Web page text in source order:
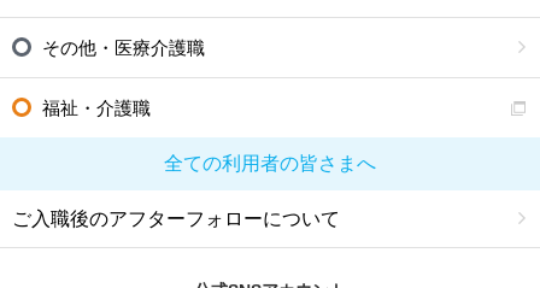
その他・医療介護職
福祉・介護職
全ての利用者の皆さまへ
ご入職後のアフターフォローについて